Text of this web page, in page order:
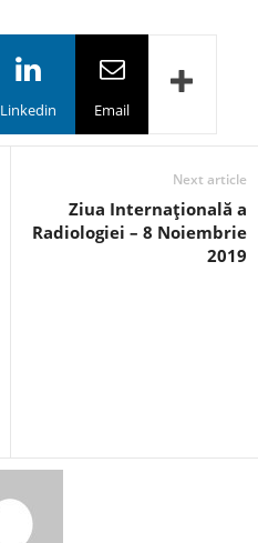
Linkedin Email
Next article
Ziua Internaţională a
Radiologiei – 8 Noiembrie
2019